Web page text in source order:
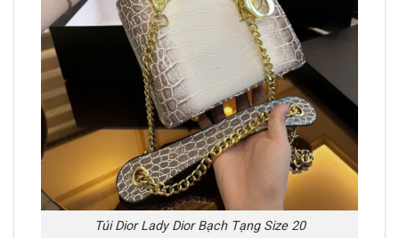
Túi Dior Lady Dior Bạch Tạng Size 20